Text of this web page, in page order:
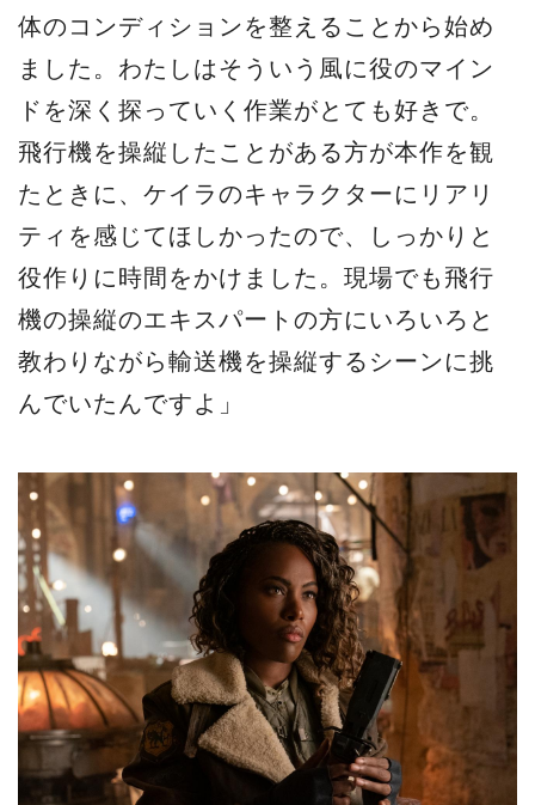
体のコンディションを整えることから始め
ました。わたしはそういう風に役のマイン
ドを深く探っていく作業がとても好きで。
飛行機を操縦したことがある方が本作を観
たときに、ケイラのキャラクターにリアリ
ティを感じてほしかったので、しっかりと
役作りに時間をかけました。現場でも飛行
機の操縦のエキスパートの方にいろいろと
教わりながら輸送機を操縦するシーンに挑
んでいたんですよ」